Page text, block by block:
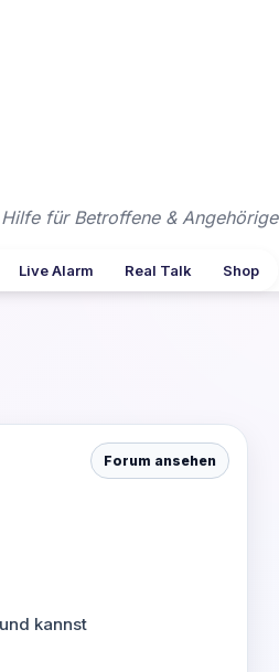
für Betroffene & Angehörige
Live Alarm Real Talk Shop
Forum ansehen
kannst